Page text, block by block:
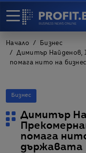
Начало
Бизнес
Димитър Найденов,
помага нито на
Бизнес
Димитър
помага
държавата